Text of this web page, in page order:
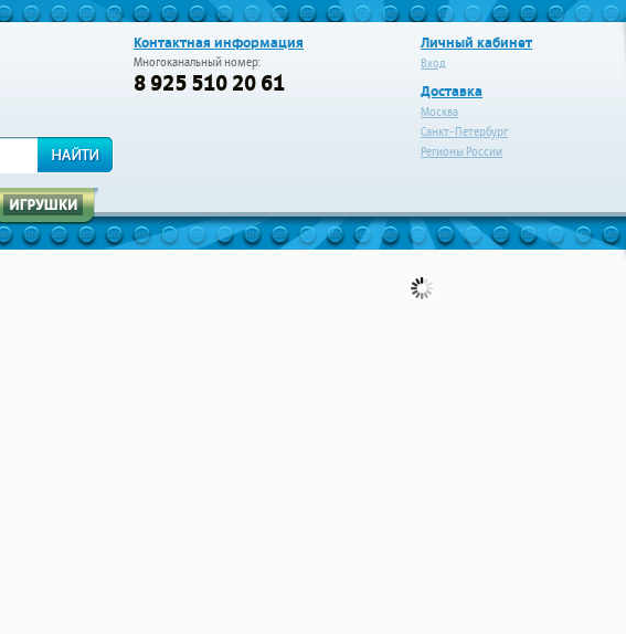
Контактная информация
Многоканальный номер:
8 925 510 20 61
Личный кабинет
Вход
Доставка
Москва
Санкт-Петербург
Регионы России